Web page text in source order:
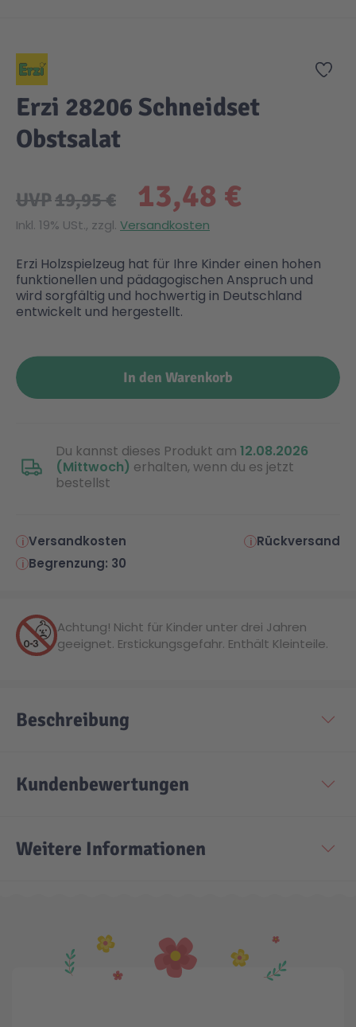
Zur
Erzi 28206 Schneidset
Obstsalat
13,48 €
UVP19,95 €
Inkl. 19% USt., zzgl. Versandkosten
Erzi Holzspielzeug hat für Ihre Kinder einen hohen
funktionellen und pädagogischen Anspruch und
wird sorgfältig und hochwertig in Deutschland
entwickelt und hergestellt.
In den Warenkorb
Du kannst dieses Produkt am 12.08.2026
(Mittwoch) erhalten, wenn du es jetzt
bestellst
Versandkosten
Rückversand
Begrenzung: 30
Achtung! Nicht für Kinder unter drei Jahren
geeignet. Erstickungsgefahr. Enthält Kleinteile.
Beschreibung
Kundenbewertungen
Weitere Informationen